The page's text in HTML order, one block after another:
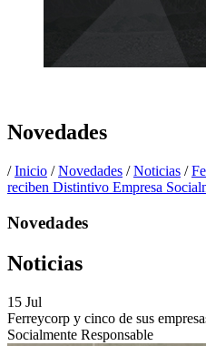
Novedades
/Inicio /Novedades /Noticias /
reciben Distintivo Empresa
Novedades
Noticias
15 Jul
Ferreycorp y cinco de sus
Socialmente Responsable